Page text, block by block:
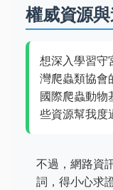
權威資源
想深入學習守
灣爬蟲類協會
國際爬蟲動物
些資源幫我度
不過，網路資
詞，得小心求